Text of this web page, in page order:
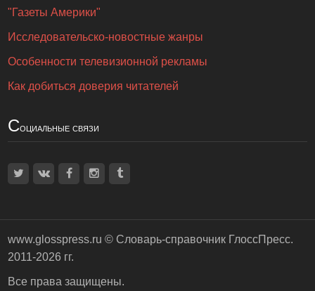
"Газеты Америки"
Исследовательско-новостные жанры
Особенности телевизионной рекламы
Как добиться доверия читателей
Социальные связи
www.glosspress.ru © Словарь-справочник ГлоссПресс.
2011-2026 гг.
Все права защищены.